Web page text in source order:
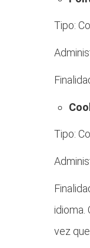
Tipo:
Tipo:
vez